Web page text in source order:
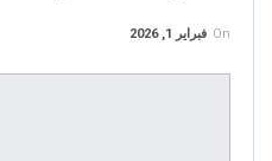
On فبراير 1, 2026